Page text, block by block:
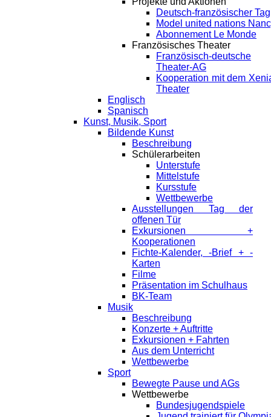
Deutsch-französischer Tag
Model united nations
Abonnement Le Monde
Französisches Theater
Französisch-deutsche
Theater-AG
Kooperation mit dem
Theater
Englisch
Spanisch
Kunst, Musik, Sport
Bildende Kunst
Beschreibung
Schülerarbeiten
Unterstufe
Mittelstufe
Kursstufe
Wettbewerbe
Ausstellungen Tag der
offenen Tür
Exkursionen +
Kooperationen
Fichte-Kalender, -Brief + -
Karten
Filme
Präsentation im Schulhaus
BK-Team
Musik
Beschreibung
Konzerte + Auftritte
Exkursionen + Fahrten
Aus dem Unterricht
Wettbewerbe
Sport
Bewegte Pause und AGs
Wettbewerbe
Bundesjugendspiele